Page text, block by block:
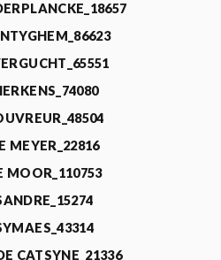
MEYER_22816
MOOR_110753
CATSYNE_21336